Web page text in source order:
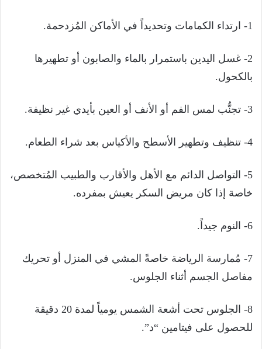
1- ارتداء الكمامات وتحديداً في الأماكن المُزدحمة.
2- غسل اليدين باستمرار بالماء والصابون أو تطهيرها
بالكحول.
3- تجنُّب لمس الفم أو الأنف أو العين بأيدي غير نظيفة.
4- تنظيف وتطهير الأسطح والأكياس بعد شراء الطعام.
5- التواصل الدائم مع الأهل والأقارب والطبيب المُتخصص،
خاصة إذا كان مريض السكر يعيش بمفرده.
6- النوم جيداً.
7- مُمارسة الرياضة خاصةً المشي في المنزل أو تحريك
مفاصل الجسم أثناء الجلوس.
8- الجلوس تحت أشعة الشمس يومياً لمدة 20 دقيقة
للحصول على فيتامين “د”.